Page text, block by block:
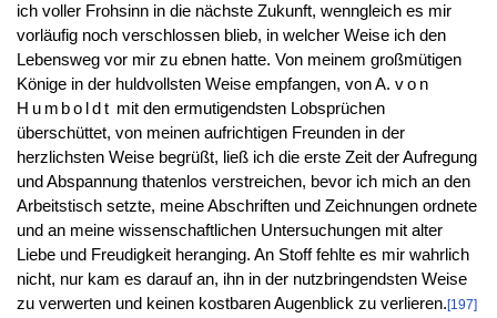
ich voller Frohsinn in die nächste Zukunft, wenngleich es mir
vorläufig noch verschlossen blieb, in welcher Weise ich den
Lebensweg vor mir zu ebnen hatte. Von meinem großmütigen
Könige in der huldvollsten Weise empfangen, von A. von
Humboldt mit den ermutigendsten Lobsprüchen
überschüttet, von meinen aufrichtigen Freunden in der
herzlichsten Weise begrüßt, ließ ich die erste Zeit der Aufregung
und Abspannung thatenlos verstreichen, bevor ich mich an den
Arbeitstisch setzte, meine Abschriften und Zeichnungen ordnete
und an meine wissenschaftlichen Untersuchungen mit alter
Liebe und Freudigkeit heranging. An Stoff fehlte es mir wahrlich
nicht, nur kam es darauf an, ihn in der nutzbringendsten Weise
zu verwerten und keinen kostbaren Augenblick zu verlieren.[197]